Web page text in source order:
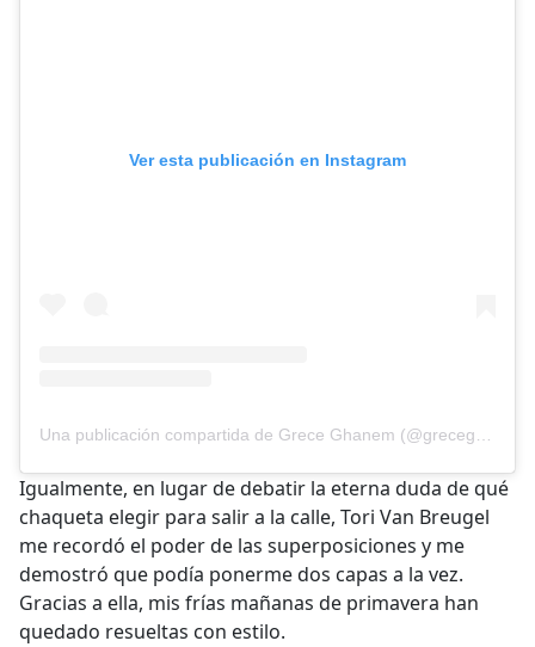
Ver esta publicación en Instagram
Igualmente, en lugar de debatir la eterna duda de qué
chaqueta elegir para salir a la calle, Tori Van Breugel
me recordó el poder de las superposiciones y me
demostró que podía ponerme dos capas a la vez.
Gracias a ella, mis frías mañanas de primavera han
quedado resueltas con estilo.